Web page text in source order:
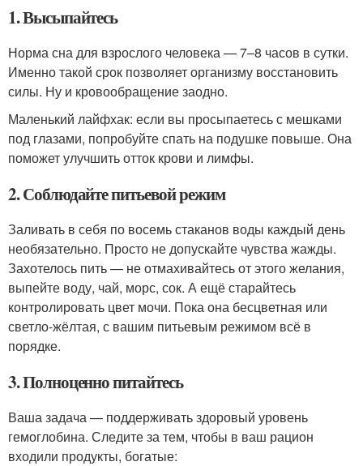
1. Высыпайтесь
Норма сна для взрослого человека — 7–8 часов в сутки.
Именно такой срок позволяет организму восстановить
силы. Ну и кровообращение заодно.
Маленький лайфхак: если вы просыпаетесь с мешками
под глазами, попробуйте спать на подушке повыше. Она
поможет улучшить отток крови и лимфы.
2. Соблюдайте питьевой режим
Заливать в себя по восемь стаканов воды каждый день
необязательно. Просто не допускайте чувства жажды.
Захотелось пить — не отмахивайтесь от этого желания,
выпейте воду, чай, морс, сок. А ещё старайтесь
контролировать цвет мочи. Пока она бесцветная или
светло‑жёлтая, с вашим питьевым режимом всё в
порядке.
3. Полноценно питайтесь
Ваша задача — поддерживать здоровый уровень
гемоглобина. Следите за тем, чтобы в ваш рацион
входили продукты, богатые: